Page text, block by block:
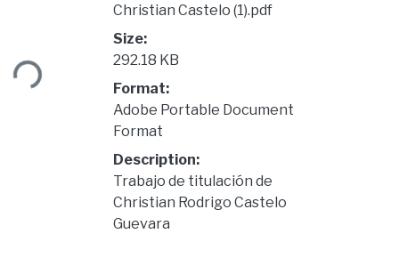
Christian Castelo (1).pdf
Size:
292.18 KB
Format:
Adobe Portable Document
Format
Description:
Trabajo de titulación de
Christian Rodrigo Castelo
Guevara